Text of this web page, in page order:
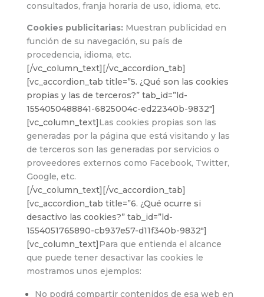
consultados, franja horaria de uso, idioma, etc.
Cookies publicitarias: Muestran publicidad en
función de su navegación, su país de
procedencia, idioma, etc.
[/vc_column_text][/vc_accordion_tab]
[vc_accordion_tab title=”5. ¿Qué son las cookies
propias y las de terceros?” tab_id=”ld-
1554050488841-6825004c-ed22340b-9832″]
[vc_column_text]Las cookies propias son las
generadas por la página que está visitando y las
de terceros son las generadas por servicios o
proveedores externos como Facebook, Twitter,
Google, etc.
[/vc_column_text][/vc_accordion_tab]
[vc_accordion_tab title=”6. ¿Qué ocurre si
desactivo las cookies?” tab_id=”ld-
1554051765890-cb937e57-d11f340b-9832″]
[vc_column_text]Para que entienda el alcance
que puede tener desactivar las cookies le
mostramos unos ejemplos:
No podrá compartir contenidos de esa web en